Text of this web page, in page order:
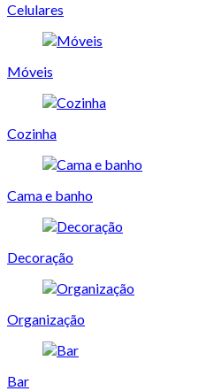
Celulares
Móveis
Cozinha
Cama e banho
Decoração
Organização
Bar